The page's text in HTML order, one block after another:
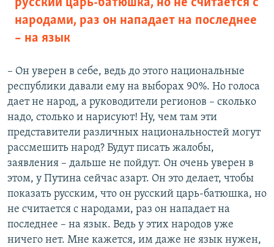
русский царь-батюшка, но не считается с
народами, раз он нападает на последнее
– на язык
– Он уверен в себе, ведь до этого национальные
республики давали ему на выборах 90%. Но голоса
дает не народ, а руководители регионов – сколько
надо, столько и нарисуют! Ну, чем там эти
представители различных национальностей могут
рассмешить народ? Будут писать жалобы,
заявления – дальше не пойдут. Он очень уверен в
этом, у Путина сейчас азарт. Он это делает, чтобы
показать русским, что он русский царь-батюшка, но
не считается с народами, раз он нападает на
последнее – на язык. Ведь у этих народов уже
ничего нет. Мне кажется, им даже не язык нужен,